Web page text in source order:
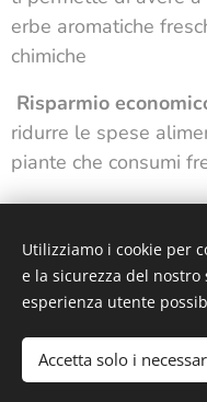
erbe aromatiche
chimiche
Risparmio
ridurre le spese
piante che consumi
© 2024
Termini
Utilizziamo i cookie per
e la sicurezza del
esperienza utente
Accetta solo i